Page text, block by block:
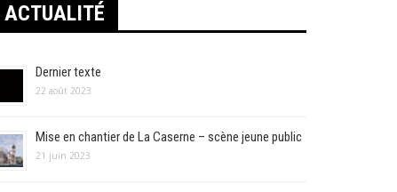
ACTUALITÉ
Dernier texte
22 août 2023
Mise en chantier de La Caserne – scène jeune public
21 juin 2023